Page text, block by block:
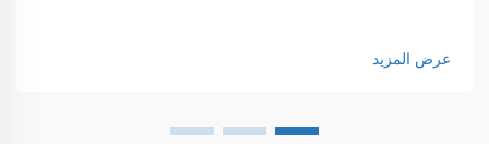
عرض المزيد